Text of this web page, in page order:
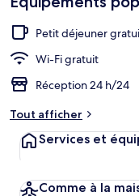
Petit déjeuner
Wi-Fi gratuit
Réception 24 h/24
Tout afficher
Services et
Comme à la